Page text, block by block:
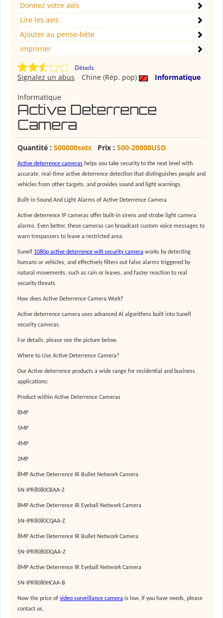
Donnez votre avis
Lire les avis
Ajouter au pense-bête
Imprimer
Détails
Chine (Rép. pop) Informatique
Signalez un abus
Informatique
Active Deterrence
Camera
Quantité : 500000sets Prix : 500-20000USD
Active deterrence cameras helps you take security to the next level with
accurate, real-time active deterrence detection that distinguishes people and
vehicles from other targets, and provides sound and light warnings.
Built-in Sound And Light Alarms of Active Deterrence Camera
Active deterrence IP cameras offer built-in sirens and strobe light camera
alarms. Even better, these cameras can broadcast custom voice messages to
warn trespassers to leave a restricted area.
Sunell 1080p active deterrence wifi security camera works by detecting
humans or vehicles, and effectively filters out false alarms triggered by
natural movements, such as rain or leaves, and faster reaction to real
security threats.
How does Active Deterrence Camera Work?
Active deterrence camera uses advanced Al algorithms built into Sunell
security cameras.
For details, please see the picture below.
Where to Use Active Deterrence Camera?
Our Active deterrence products a wide range for residential and business
applications:
Product within Active Deterrence Cameras
8MP
5MP
4MP
2MP
8MP Active Deterrence IR Bullet Network Camera
SN-IPR8080CBAA-Z
8MP Active Deterrence IR Eyeball Network Camera
SN-IPR8080CQAA-Z
8MP Active Deterrence IR Bullet Network Camera
SN-IPR8080DQAA-Z
8MP Active Deterrence IR Eyeball Network Camera
SN-IPR8080HCAA-B
Now the price of video surveillance camera is low, if you have needs, please
contact us.